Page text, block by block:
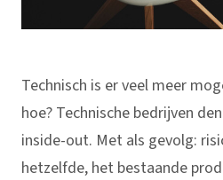
Technisch is er veel meer
hoe? Technische bedrijven
inside-out. Met als gevolg:
hetzelfde, het bestaande